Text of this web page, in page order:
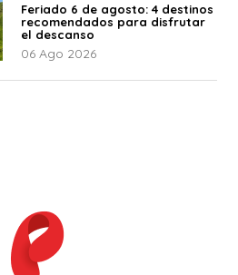
Feriado 6 de agosto: 4 destinos
recomendados para disfrutar
el descanso
06 Ago 2026